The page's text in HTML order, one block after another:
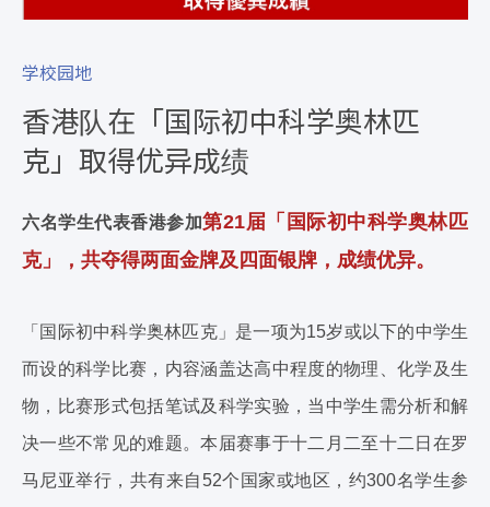
学校园地
香港队在「国际初中科学奥林匹
克」取得优异成绩
六名学生代表香港参加第21届「国际初中科学奥林匹
克」，共夺得两面金牌及四面银牌，成绩优异。
「国际初中科学奥林匹克」是一项为15岁或以下的中学生
而设的科学比赛，内容涵盖达高中程度的物理、化学及生
物，比赛形式包括笔试及科学实验，当中学生需分析和解
决一些不常见的难题。本届赛事于十二月二至十二日在罗
马尼亚举行，共有来自52个国家或地区，约300名学生参